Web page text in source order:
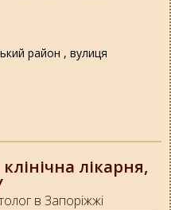
район , вулиця
лікарня,
в Запоріжжі